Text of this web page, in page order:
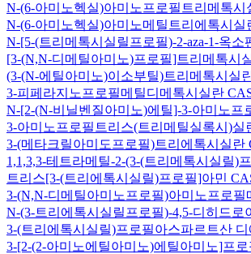
N-(6-아미노헥실)아미노프로필트리메톡시
N-(6-아미노헥실)아미노메틸트리에톡시실
N-[5-(트리메톡시실릴프로필)-2-aza-1-옥소
[3-(N,N-디메틸아미노)프로필]트리메톡시
(3-(N-에틸아미노)이소부틸)트리메톡시실
3-피페라지노프로필메틸디메톡시실란
N-[2-(N-비닐벤질아미노)에틸]-3-아미노프
3-아미노프로필트리스(트리메틸실록시)실
3-(메타크릴아미도프로필)트리에톡시실란
1,1,3,3-테트라메틸-2-(3-(트리메톡시실릴)
트리스[3-(트리에톡시실릴)프로필]아민
3-(N,N-디메틸아미노프로필)아미노프로필
N-(3-트리에톡시실릴프로필)-4,5-디히드로
3-(트리에톡시실릴)프로필아스파르트산
3-[2-(2-아미노에틸아미노)에틸아미노]프